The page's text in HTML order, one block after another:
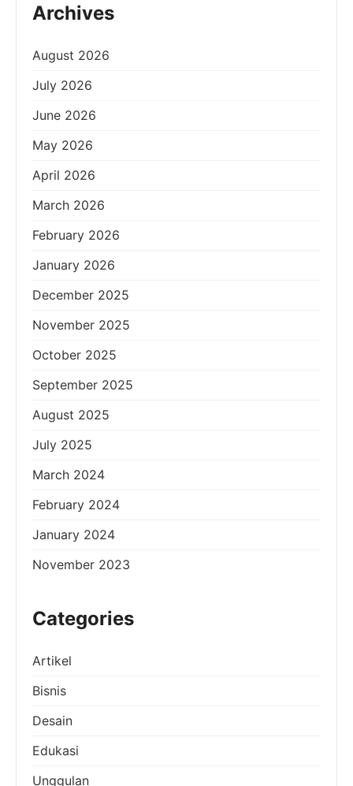
Archives
August 2026
July 2026
June 2026
May 2026
April 2026
March 2026
February 2026
January 2026
December 2025
November 2025
October 2025
September 2025
August 2025
July 2025
March 2024
February 2024
January 2024
November 2023
Categories
Artikel
Bisnis
Desain
Edukasi
Unggulan